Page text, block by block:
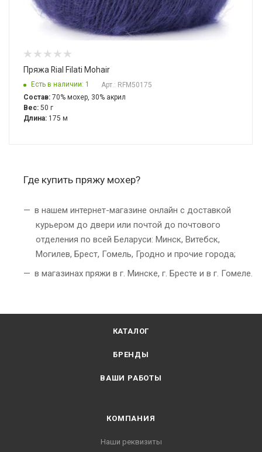
Пряжа Rial Filati Mohair
Есть в наличии: 1
Арт.: RFM50175
Состав: 70% мохер, 30% акрил
Вес: 50 г
Длина: 175 м
Где купить пряжу мохер?
в нашем интернет-магазине онлайн с доставкой
курьером до двери или почтой до почтового
отделения по всей Беларуси: Минск, Витебск,
Могилев, Брест, Гомель, Гродно и прочие города;
в магазинах пряжи в г. Минске, г. Бресте и в г. Гомеле.
КАТАЛОГ
БРЕНДЫ
ВАШИ РАБОТЫ
КОМПАНИЯ
Наши реквизиты